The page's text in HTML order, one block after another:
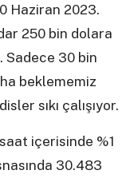
Haziran 2023.
250 bin dolara
Sadece 30 bin
beklememiz
sıkı çalışıyor.
içerisinde %1
30.483